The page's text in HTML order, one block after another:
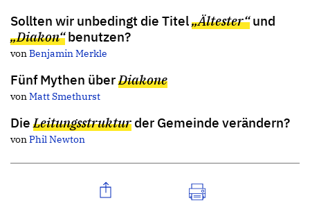
Sollten wir unbedingt die Titel„Ältester“und
„Diakon“benutzen?
von Benjamin Merkle
Fünf Mythen überDiakone
von Matt Smethurst
Die Leitungsstruktur der Gemeinde verändern?
von Phil Newton